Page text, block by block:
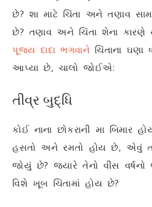
છે? શા માટે ચિંતા અને તણાવ
છે? તણાવ અને ચિંતા શેના કારણે
પૂજ્ય દાદા ભગવાને ચિંતાના ઘણા
આપ્યા છે, ચાલો જોઈએ:
તીવ્ર બુદ્ધિ
કોઈ નાના છોકરાની મા બિમાર
હસતો અને રમતો હોય છે, એવું
જોયું છે? જ્યારે તેનો વીસ વર્ષનો
વિશે ખૂબ ચિંતામાં હોય છે?